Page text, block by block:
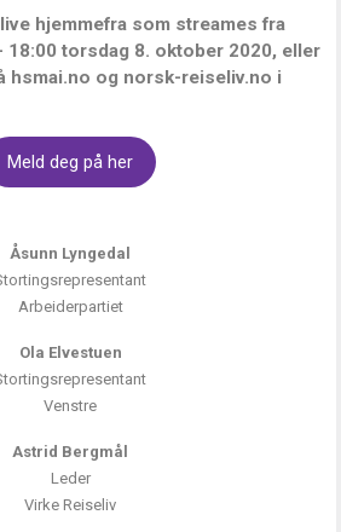
hjemmefra som streames fra
18:00 torsdag 8. oktober 2020, eller
hsmai.no og norsk-reiseliv.no i
Meld deg på her
Åsunn Lyngedal
Arbeiderpartiet
Ola Elvestuen
Venstre
Astrid Bergmål
Leder
Virke Reiseliv